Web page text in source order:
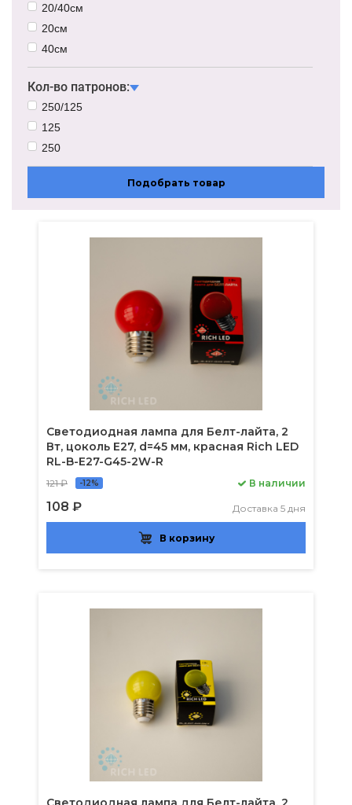
20/40см
20см
40см
Кол-во патронов:
250/125
125
250
Подобрать товар
Светодиодная лампа для Белт-лайта, 2
Вт, цоколь Е27, d=45 мм, красная Rich LED
RL-B-E27-G45-2W-R
121 ₽ -12%
108 ₽
В наличии
Доставка 5 дня
В корзину